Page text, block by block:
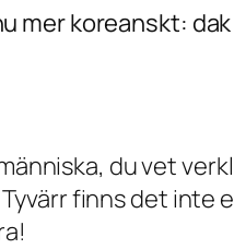
mer koreanskt:
du vet
finns det inte